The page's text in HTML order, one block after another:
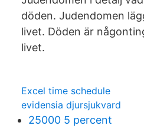
döden. Judendomen
livet. Döden är
livet.
Excel time schedule
evidensia djursjukvard
25000 5 percent